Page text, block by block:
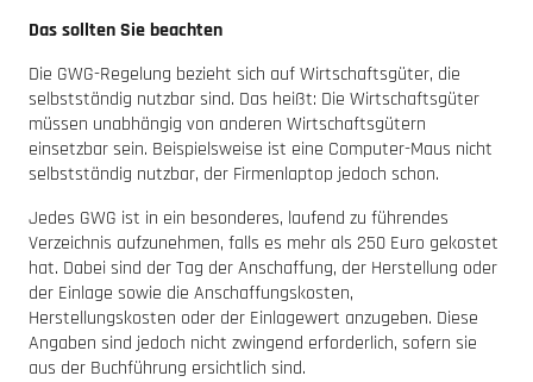
Das sollten Sie beachten
Die GWG-Regelung bezieht sich auf Wirtschaftsgüter, die
selbstständig nutzbar sind. Das heißt: Die Wirtschaftsgüter
müssen unabhängig von anderen Wirtschaftsgütern
einsetzbar sein. Beispielsweise ist eine Computer-Maus nicht
selbstständig nutzbar, der Firmenlaptop jedoch schon.
Jedes GWG ist in ein besonderes, laufend zu führendes
Verzeichnis aufzunehmen, falls es mehr als 250 Euro gekostet
hat. Dabei sind der Tag der Anschaffung, der Herstellung oder
der Einlage sowie die Anschaffungskosten,
Herstellungskosten oder der Einlagewert anzugeben. Diese
Angaben sind jedoch nicht zwingend erforderlich, sofern sie
aus der Buchführung ersichtlich sind.